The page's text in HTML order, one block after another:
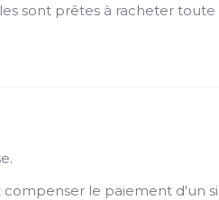
sont prêtes à racheter
compenser le paiement d'un